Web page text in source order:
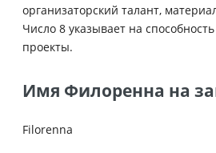
организаторский талант,
Число 8 указывает на
проекты.
Имя Филоренна на
Filorenna